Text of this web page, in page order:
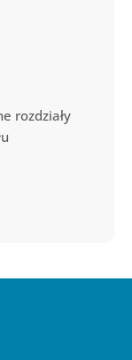
rozdziały